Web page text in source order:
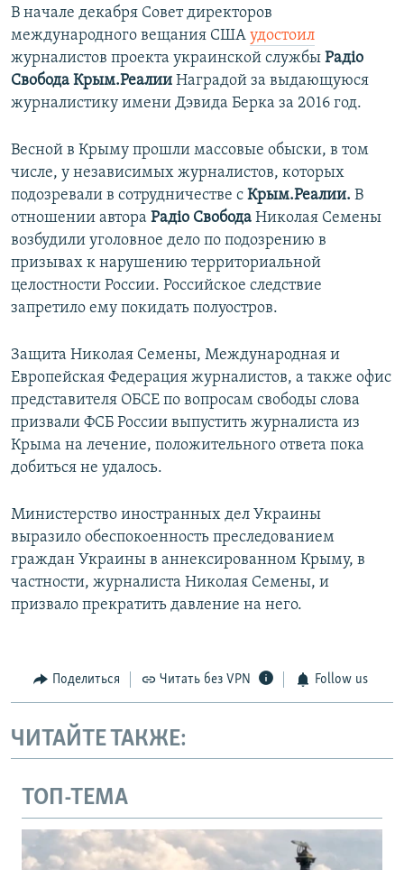
В начале декабря Совет директоров
международного вещания США удостоил
журналистов проекта украинской службы Радіо
Свобода Крым.Реалии Наградой за выдающуюся
журналистику имени Дэвида Берка за 2016 год.
Весной в Крыму прошли массовые обыски, в том
числе, у независимых журналистов, которых
подозревали в сотрудничестве с Крым.Реалии. В
отношении автора Радіо Свобода Николая Семены
возбудили уголовное дело по подозрению в
призывах к нарушению территориальной
целостности России. Российское следствие
запретило ему покидать полуостров.
Защита Николая Семены, Международная и
Европейская Федерация журналистов, а также офис
представителя ОБСЕ по вопросам свободы слова
призвали ФСБ России выпустить журналиста из
Крыма на лечение, положительного ответа пока
добиться не удалось.
Министерство иностранных дел Украины
выразило обеспокоенность преследованием
граждан Украины в аннексированном Крыму, в
частности, журналиста Николая Семены, и
призвало прекратить давление на него.
Поделиться Читать без VPN Follow us
ЧИТАЙТЕ ТАКЖЕ:
ТОП-ТЕМА